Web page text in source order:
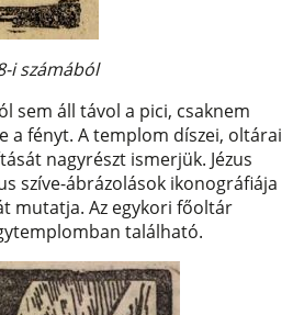
i számából
sem áll távol a pici, csaknem
a fényt. A templom díszei, oltárai
nagyrészt ismerjük. Jézus
szíve-ábrázolások ikonográfiája
mutatja. Az egykori főoltár
található.